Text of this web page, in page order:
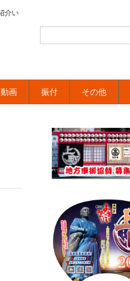
介い
動画 振付 その他